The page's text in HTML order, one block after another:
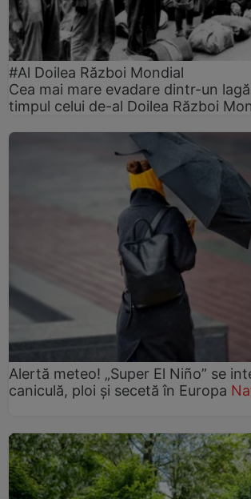
#Al Doilea Război Mondial
Cea mai mare evadare dintr-un
timpul celui de-al Doilea Război
Alertă meteo! „Super El Niño” se
caniculă, ploi și secetă în Europa